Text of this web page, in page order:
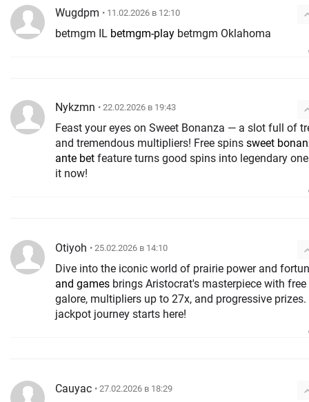
Wugdpm • 11.02.2026 в 12:10
betmgm IL betmgm-play betmgm Oklahoma
Nykzmn • 22.02.2026 в 19:43
Feast your eyes on Sweet Bonanza — a slot full of
and tremendous multipliers! Free spins sweet
ante bet feature turns good spins into legendary
it now!
Otiyoh • 25.02.2026 в 14:10
Dive into the iconic world of prairie power and
and games brings Aristocrat's masterpiece with
galore, multipliers up to 27x, and progressive prizes.
jackpot journey starts here!
Cauyac • 27.02.2026 в 18:29